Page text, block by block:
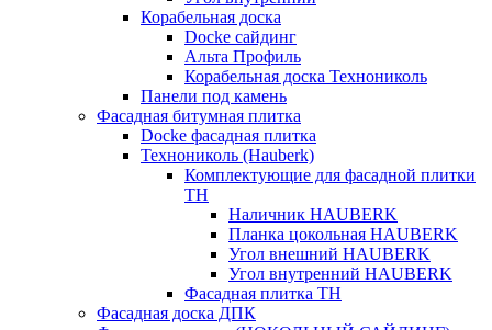
Корабельная доска
Docke сайдинг
Альта Профиль
Корабельная доска Технониколь
Панели под камень
Фасадная битумная плитка
Docke фасадная плитка
Технониколь (Hauberk)
Комплектующие для фасадной плитки
ТН
Наличник HAUBERK
Планка цокольная HAUBERK
Угол внешний HAUBERK
Угол внутренний HAUBERK
Фасадная плитка ТН
Фасадная доска ДПК